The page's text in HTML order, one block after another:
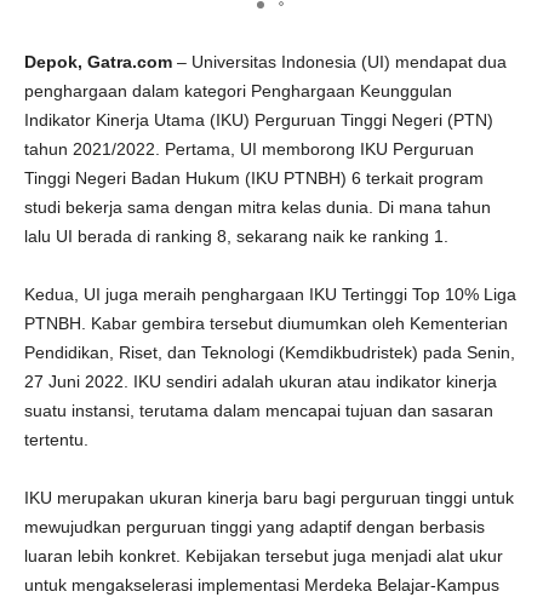
Depok, Gatra.com – Universitas Indonesia (UI) mendapat dua
penghargaan dalam kategori Penghargaan Keunggulan
Indikator Kinerja Utama (IKU) Perguruan Tinggi Negeri (PTN)
tahun 2021/2022. Pertama, UI memborong IKU Perguruan
Tinggi Negeri Badan Hukum (IKU PTNBH) 6 terkait program
studi bekerja sama dengan mitra kelas dunia. Di mana tahun
lalu UI berada di ranking 8, sekarang naik ke ranking 1.
Kedua, UI juga meraih penghargaan IKU Tertinggi Top 10% Liga
PTNBH. Kabar gembira tersebut diumumkan oleh Kementerian
Pendidikan, Riset, dan Teknologi (Kemdikbudristek) pada Senin,
27 Juni 2022. IKU sendiri adalah ukuran atau indikator kinerja
suatu instansi, terutama dalam mencapai tujuan dan sasaran
tertentu.
IKU merupakan ukuran kinerja baru bagi perguruan tinggi untuk
mewujudkan perguruan tinggi yang adaptif dengan berbasis
luaran lebih konkret. Kebijakan tersebut juga menjadi alat ukur
untuk mengakselerasi implementasi Merdeka Belajar-Kampus